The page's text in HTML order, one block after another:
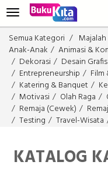
Semua Kategori
Majalah
Anak-Anak
Animasi &
Dekorasi
Desain Grafis
Entrepreneurship
Film
Katering & Banquet
Motivasi
Olah Raga
Remaja (Cewek)
Testing
Travel-Wisata
KATALOG